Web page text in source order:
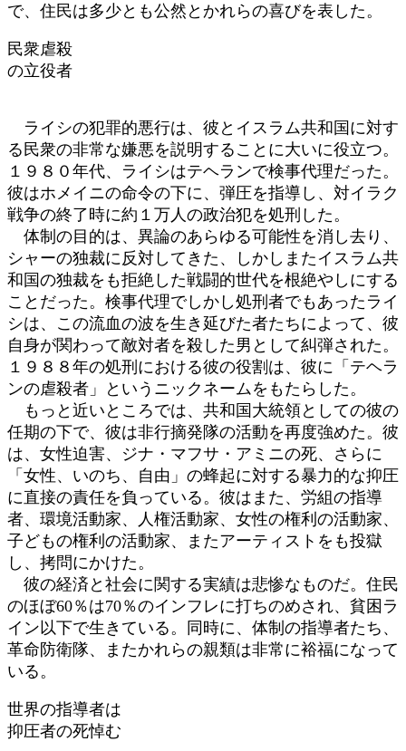
で、住民は多少とも公然とかれらの喜びを表した。
民衆虐殺
の立役者
ライシの犯罪的悪行は、彼とイスラム共和国に対す
る民衆の非常な嫌悪を説明することに大いに役立つ。
１９８０年代、ライシはテヘランで検事代理だった。
彼はホメイニの命令の下に、弾圧を指導し、対イラク
戦争の終了時に約１万人の政治犯を処刑した。
体制の目的は、異論のあらゆる可能性を消し去り、
シャーの独裁に反対してきた、しかしまたイスラム共
和国の独裁をも拒絶した戦闘的世代を根絶やしにする
ことだった。検事代理でしかし処刑者でもあったライ
シは、この流血の波を生き延びた者たちによって、彼
自身が関わって敵対者を殺した男として糾弾された。
１９８８年の処刑における彼の役割は、彼に「テヘラ
ンの虐殺者」というニックネームをもたらした。
もっと近いところでは、共和国大統領としての彼の
任期の下で、彼は非行摘発隊の活動を再度強めた。彼
は、女性迫害、ジナ・マフサ・アミニの死、さらに
「女性、いのち、自由」の蜂起に対する暴力的な抑圧
に直接の責任を負っている。彼はまた、労組の指導
者、環境活動家、人権活動家、女性の権利の活動家、
子どもの権利の活動家、またアーティストをも投獄
し、拷問にかけた。
彼の経済と社会に関する実績は悲惨なものだ。住民
のほぼ60％は70％のインフレに打ちのめされ、貧困ラ
イン以下で生きている。同時に、体制の指導者たち、
革命防衛隊、またかれらの親類は非常に裕福になって
いる。
世界の指導者は
抑圧者の死悼む